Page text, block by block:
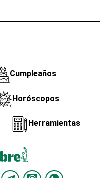
Cumpleaños
Horóscopos
Herramientas